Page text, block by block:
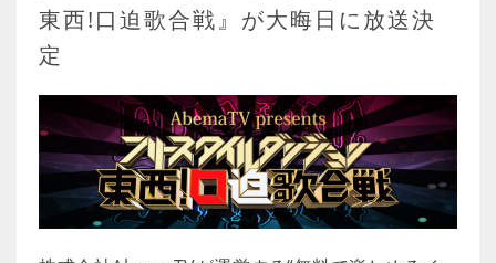
東西!口迫歌合戦』が大晦日に放送決
定